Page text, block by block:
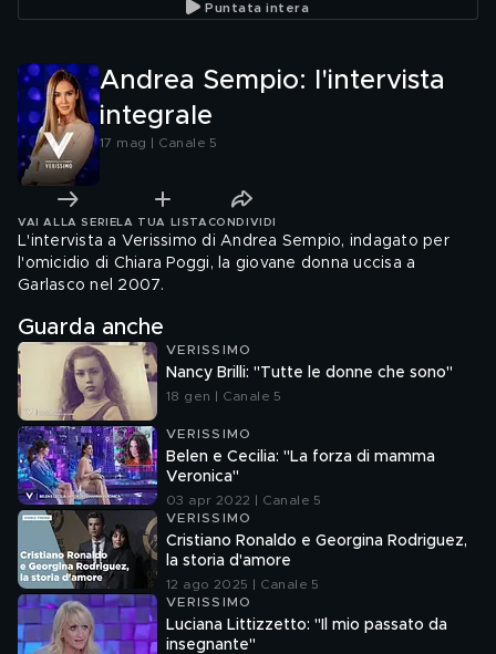
Puntata intera
Andrea Sempio: l'intervista
integrale
17 mag | Canale 5
VAI ALLA SERIE LA TUA LISTA CONDIVIDI
L'intervista a Verissimo di Andrea Sempio, indagato per
l'omicidio di Chiara Poggi, la giovane donna uccisa a
Garlasco nel 2007.
Guarda anche
VERISSIMO
Nancy Brilli: "Tutte le donne che sono"
18 gen | Canale 5
VERISSIMO
Belen e Cecilia: "La forza di mamma
Veronica"
03 apr 2022 | Canale 5
VERISSIMO
Cristiano Ronaldo e Georgina Rodriguez,
la storia d'amore
12 ago 2025 | Canale 5
VERISSIMO
Luciana Littizzetto: "Il mio passato da
insegnante"